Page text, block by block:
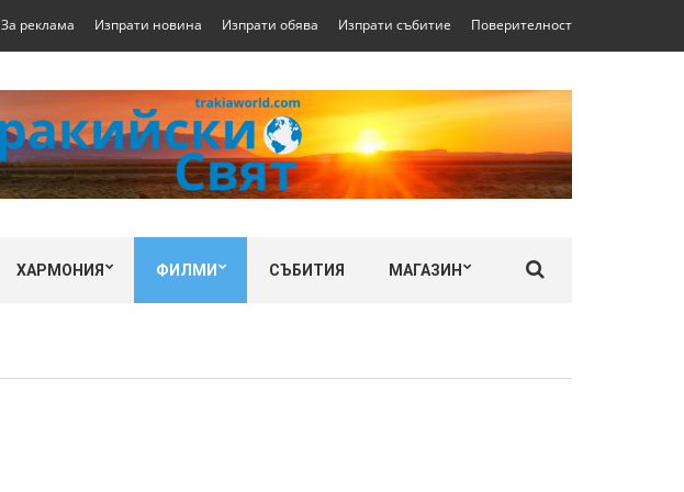
За реклама Изпрати новина Изпрати обява Изпрати събитие Поверителност
ХАРМОНИЯ ФИЛМИ СЪБИТИЯ МАГАЗИН